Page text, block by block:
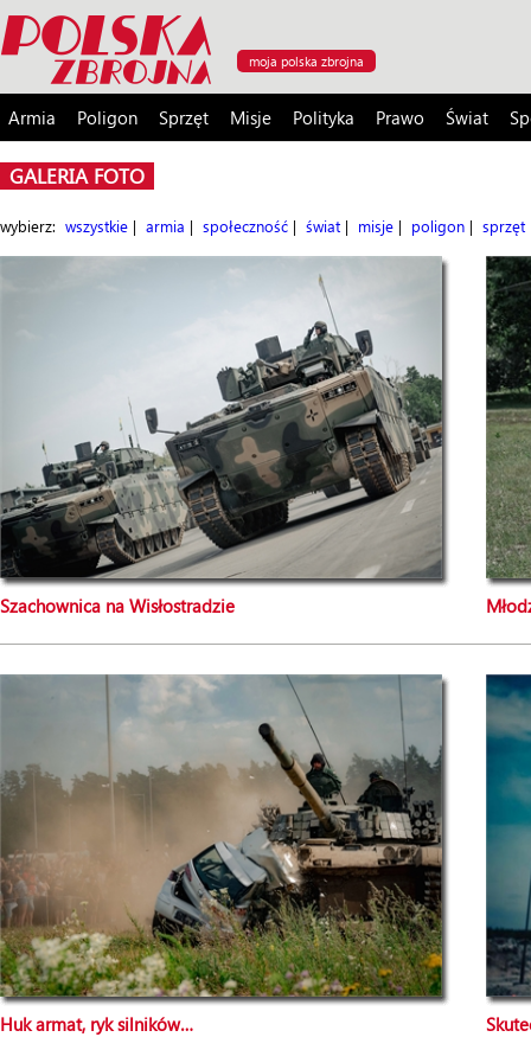
moja polska zbrojna
Armia Poligon Sprzęt Misje Polityka Prawo Świat
GALERIA FOTO
wybierz: wszystkie | armia | społeczność | świat | misje | poligon | sprzęt
Szachownica na Wisłostradzie
Huk armat, ryk silników…